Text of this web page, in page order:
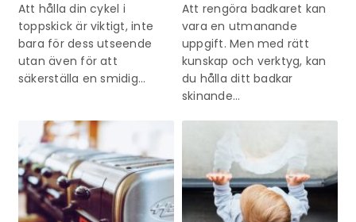
Att hålla din cykel i
toppskick är viktigt, inte
bara för dess utseende
utan även för att
säkerställa en smidig…
Att rengöra badkaret kan
vara en utmanande
uppgift. Men med rätt
kunskap och verktyg, kan
du hålla ditt badkar
skinande…